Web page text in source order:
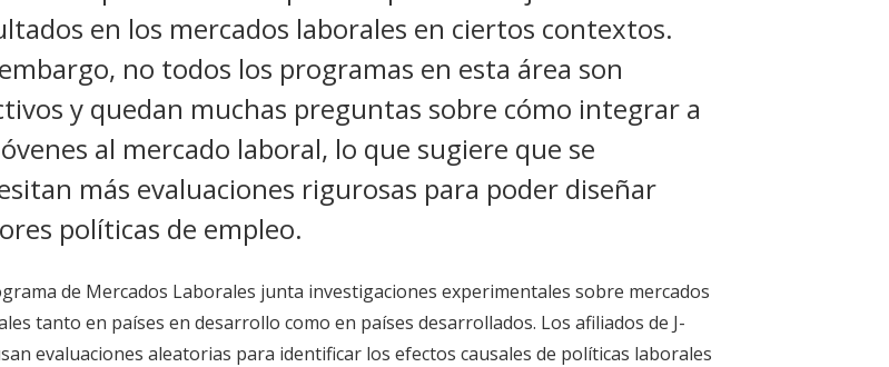
en los mercados laborales en ciertos contextos.
no todos los programas en esta área son
y quedan muchas preguntas sobre cómo integrar a
al mercado laboral, lo que sugiere que se
más evaluaciones rigurosas para poder diseñar
políticas de empleo.
de Mercados Laborales junta investigaciones experimentales sobre mercados
tanto en países en desarrollo como en países desarrollados. Los afiliados de J-
evaluaciones aleatorias para identificar los efectos causales de políticas laborales